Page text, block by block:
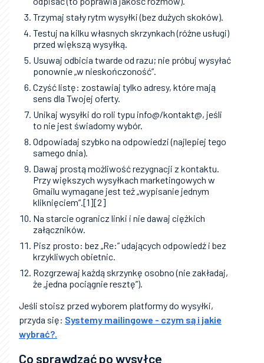
Trzymaj stały rytm wysyłki (bez dużych skoków).
Testuj na kilku własnych skrzynkach (różne usługi)
przed większą wysyłką.
Usuwaj odbicia twarde od razu; nie próbuj wysyłać
ponownie „w nieskończoność”.
Czyść listę: zostawiaj tylko adresy, które mają
sens dla Twojej oferty.
Unikaj wysyłki do roli typu info@/kontakt@, jeśli
to nie jest świadomy wybór.
Odpowiadaj szybko na odpowiedzi (najlepiej tego
samego dnia).
Dawaj prostą możliwość rezygnacji z kontaktu.
Przy większych wysyłkach marketingowych w
Gmailu wymagane jest też „wypisanie jednym
kliknięciem”.[1][2]
Na starcie ogranicz linki i nie dawaj ciężkich
załączników.
Pisz prosto: bez „Re:” udających odpowiedź i bez
krzykliwych obietnic.
Rozgrzewaj każdą skrzynkę osobno (nie zakładaj,
że „jedna pociągnie resztę”).
Jeśli stoisz przed wyborem platformy do wysyłki,
przyda się: Systemy mailingowe - czym są i jakie
wybrać?.
Co sprawdzać po wysyłce